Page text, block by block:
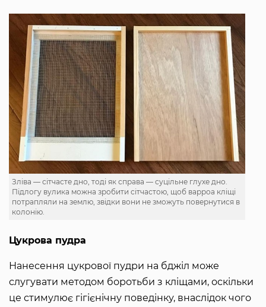
Зліва — сітчасте дно, тоді як справа — суцільне глухе дно.
Підлогу вулика можна зробити сітчастою, щоб варроа кліщі
потрапляли на землю, звідки вони не зможуть повернутися в
колонію.
Цукрова пудра
Нанесення цукрової пудри на бджіл може
слугувати методом боротьби з кліщами, оскільки
це стимулює гігієнічну поведінку, внаслідок чого